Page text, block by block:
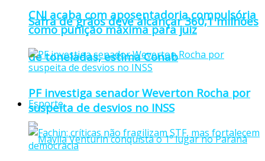
Safra de grãos deve alcançar 360,1 milhões
de toneladas, estima Conab
Esporte
CNJ acaba com aposentadoria compulsória
como punição máxima para juiz
PF investiga senador Weverton Rocha por
suspeita de desvios no INSS